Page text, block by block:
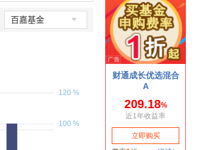
百嘉基金 
100 %
120 %